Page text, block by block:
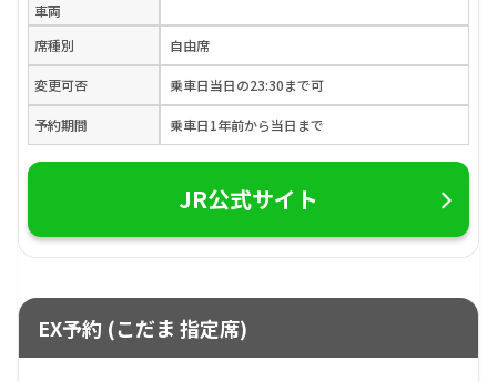
車両
席種別
自由席
変更可否 乗車日当日の23:30まで可
予約期間 乗車日1年前から当日まで
JR公式サイト
EX予約 (こだま 指定席)